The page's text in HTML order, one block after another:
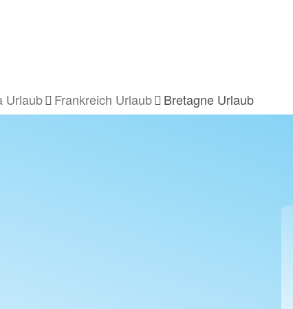
Urlaub Frankreich Urlaub Bretagne Urlaub